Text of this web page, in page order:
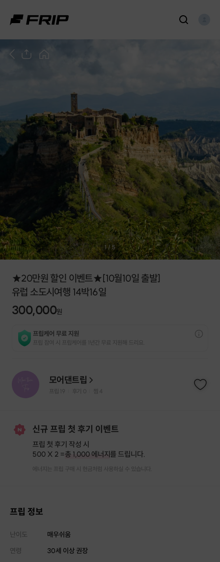
1/ 5
★20만원 할인 이벤트★[10월10일 출발]
유럽 소도시여행 14박16일
300,000원
프립케어 무료 지원
프립 참여 시 프립케어를 1년간 무료 지원해 드리요.
모어댄트립
프립 19 후기 0 찜 4
신규 프립 첫 후기 이벤트
프립 첫 후기 작성 시
500 X 2 =총 1,000 에너지를 드립니다.
에너지는 프립 구매 시 현금처럼 사용하실 수 있습니다.
프립 정보
난이도
매우쉬움
연령
30세 이상 권장